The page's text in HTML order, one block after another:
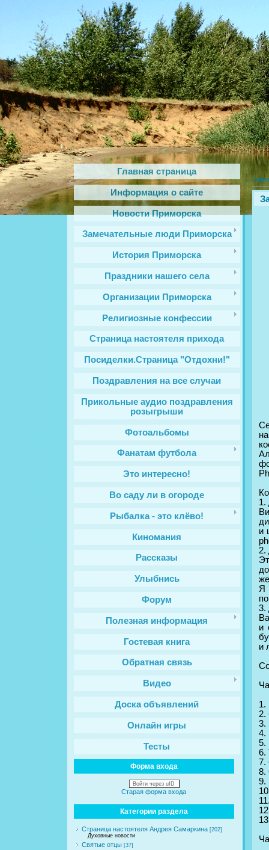
Главная страница
Информация о сайте
Новости Приморска
Замечательные люди Приморска
История Приморска
Праздники нашего села
Организации Приморска
Религиозные конфессии
Cтраница настоятеля прихода
Посиделки.Страница "Отдохни!"
Поздравления на все случаи
Прикольные аудио поздравления
розыгрыши
Фотоальбомы
Фанатам футбола
Это интересно!
Во саду ли в огороде
Рыбалка - это клёво!
Киномания
Рассказы
Улыбнись
Форум
Полезная информация
Гостевая книга
Обратная связь
Видео
Доска объявлений
Онлайн игры
Тесты
Форма входа
Войти через uID
Старая форма входа
Категории раздела
Страница настоятеля Андрея Самаркина [202]
Духовные новости
Святые отцы [37]
1.
и
2.
Я
3.
и
и
1.
2.
3.
4.
5.
6.
7.
8.
9.